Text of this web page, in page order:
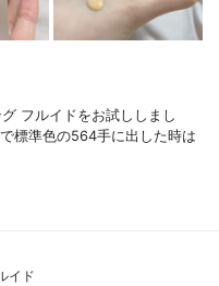
フルイドをお試ししまし
標準色の564手に出した時は
イド